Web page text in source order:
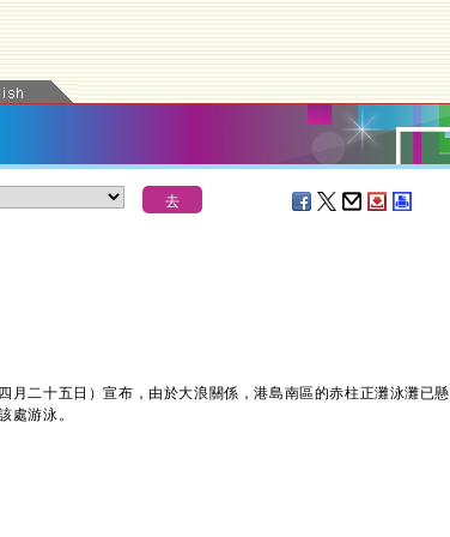
二十五日）宣布，由於大浪關係，港島南區的赤柱正灘泳灘已懸
處游泳。